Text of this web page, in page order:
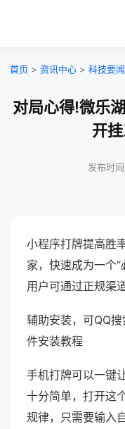
首页 > 资讯中心 > 科技要闻
对局心得!微乐
开
发布时
小程序打牌提高胜
家，快速成为一个
用户可通过正规渠
辅助安装，可QQ
件安装教程
手机打牌可以一键
十分简单，打开这
规律，只需要输入